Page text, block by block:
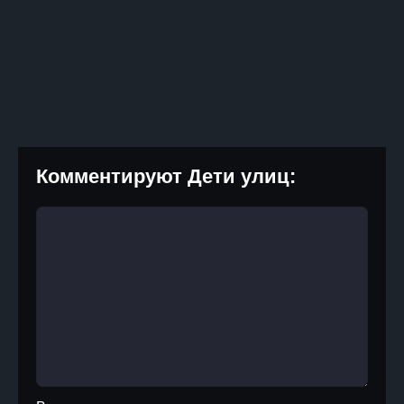
Комментируют Дети улиц: